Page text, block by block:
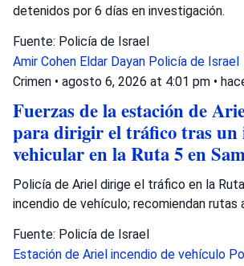
detenidos por 6 días en investigación.
Fuente: Policía de Israel
Amir Cohen Eldar Dayan Policía de Israel
Crimen • agosto 6, 2026 at 4:01 pm •
Fuerzas de la estación de
para dirigir el tráfico tras un
vehicular en la Ruta 5 en
Policía de Ariel dirige el tráfico en la
incendio de vehículo; recomiendan rutas
Fuente: Policía de Israel
Estación de Ariel incendio de vehículo